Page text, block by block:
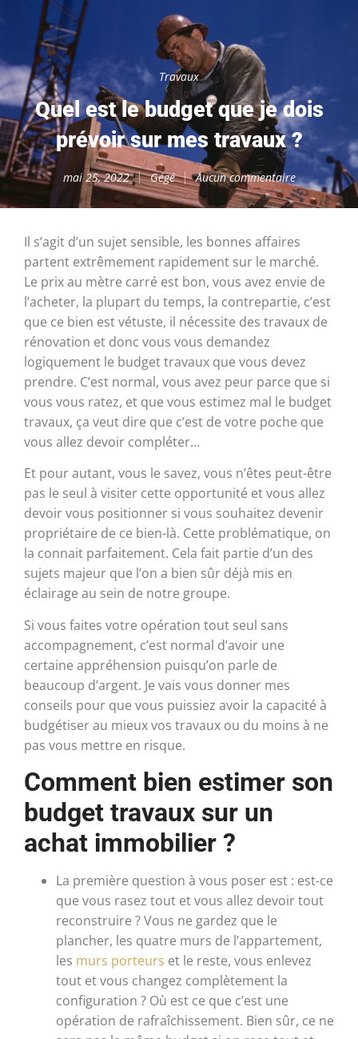
Travaux
Quel est le budget que je dois
prévoir sur mes travaux ?
mai 25, 2022 Gégé Aucun commentaire
Il s’agit d’un sujet sensible, les bonnes affaires
partent extrêmement rapidement sur le marché.
Le prix au mètre carré est bon, vous avez envie de
l’acheter, la plupart du temps, la contrepartie, c’est
que ce bien est vétuste, il nécessite des travaux de
rénovation et donc vous vous demandez
logiquement le budget travaux que vous devez
prendre. C’est normal, vous avez peur parce que si
vous vous ratez, et que vous estimez mal le budget
travaux, ça veut dire que c’est de votre poche que
vous allez devoir compléter…
Et pour autant, vous le savez, vous n’êtes peut-être
pas le seul à visiter cette opportunité et vous allez
devoir vous positionner si vous souhaitez devenir
propriétaire de ce bien-là. Cette problématique, on
la connait parfaitement. Cela fait partie d’un des
sujets majeur que l’on a bien sûr déjà mis en
éclairage au sein de notre groupe.
Si vous faites votre opération tout seul sans
accompagnement, c’est normal d’avoir une
certaine appréhension puisqu’on parle de
beaucoup d’argent. Je vais vous donner mes
conseils pour que vous puissiez avoir la capacité à
budgétiser au mieux vos travaux ou du moins à ne
pas vous mettre en risque.
Comment bien estimer son
budget travaux sur un
achat immobilier ?
La première question à vous poser est : est-ce
que vous rasez tout et vous allez devoir tout
reconstruire ? Vous ne gardez que le
plancher, les quatre murs de l’appartement,
les murs porteurs et le reste, vous enlevez
tout et vous changez complètement la
configuration ? Où est ce que c’est une
opération de rafraîchissement. Bien sûr, ce ne